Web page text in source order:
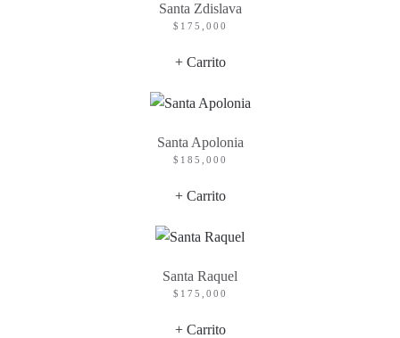
Santa Zdislava
$ 175,000
+ Carrito
Santa Apolonia
$ 185,000
+ Carrito
Santa Raquel
$ 175,000
+ Carrito